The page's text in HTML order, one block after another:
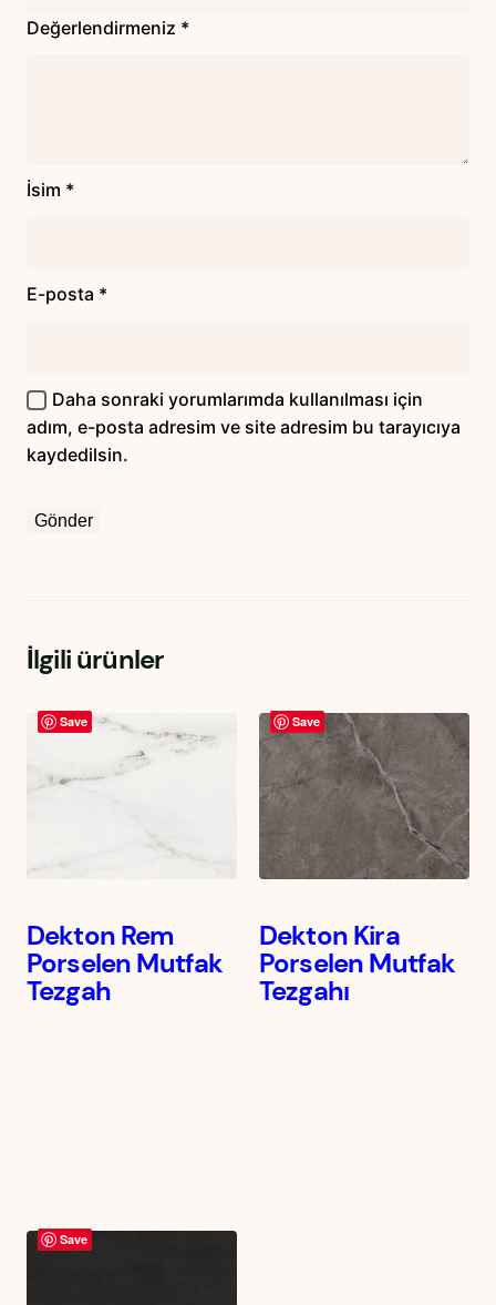
Değerlendirmeniz *
İsim *
E-posta *
Daha sonraki yorumlarımda kullanılması için
adım, e-posta adresim ve site adresim bu tarayıcıya
kaydedilsin.
İlgili ürünler
Save
Dekton Rem
Porselen Mutfak
Tezgah
Save
Dekton Kira
Porselen Mutfak
Tezgahı
Save